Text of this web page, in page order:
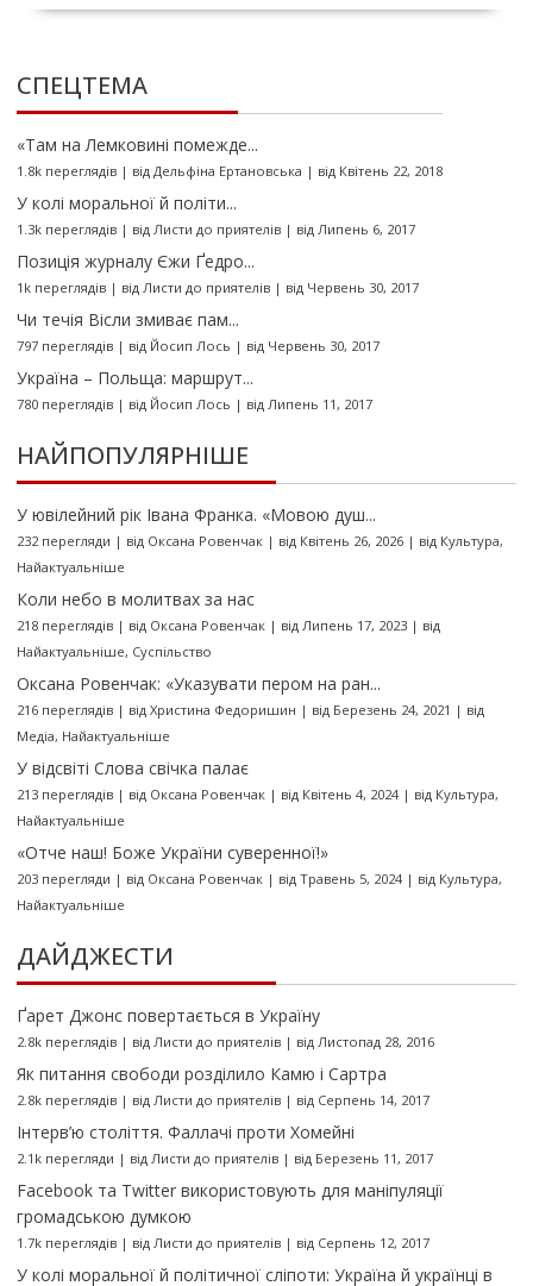
СПЕЦТЕМА
«Там на Лемковині помежде...
1.8k переглядів| від Дельфіна Ертановська | від Квітень 22, 2018
У колі моральної й політи...
1.3k переглядів| від Листи до приятелів| від Липень 6, 2017
Позиція журналу Єжи Ґедро...
1k переглядів| від Листи до приятелів| від Червень 30, 2017
Чи течія Вісли змиває пам...
797 переглядів| від Йосип Лось | від Червень 30, 2017
Україна – Польща: маршрут...
780 переглядів| від Йосип Лось | від Липень 11, 2017
НАЙПОПУЛЯРНІШЕ
У ювілейний рік Івана Франка. «Мовою душ...
232 перегляди | від Оксана Ровенчак| від Квітень 26, 2026| від Культура,
Найактуальніше
Коли небо в молитвах за нас
218 переглядів| від Оксана Ровенчак| від Липень 17, 2023| від
Найактуальніше, Суспільство
Оксана Ровенчак: «Указувати пером на ран...
216 переглядів| від Христина Федоришин | від Березень 24, 2021 | від
Медіа, Найактуальніше
У відсвіті Слова свічка палає
213 переглядів| від Оксана Ровенчак| від Квітень 4, 2024| від Культура,
Найактуальніше
«Отче наш! Боже України суверенної!»
203 перегляди | від Оксана Ровенчак| від Травень 5, 2024| від Культура,
Найактуальніше
ДАЙДЖЕСТИ
Ґарет Джонс повертається в Україну
2.8k переглядів| від Листи до приятелів| від Листопад 28, 2016
Як питання свободи розділило Камю і Сартра
2.8k переглядів| від Листи до приятелів| від Серпень 14, 2017
Інтерв’ю століття. Фаллачі проти Хомейні
2.1k перегляди | від Листи до приятелів| від Березень 11, 2017
Facebook та Twitter використовують для маніпуляції
громадською думкою
1.7k переглядів| від Листи до приятелів| від Серпень 12, 2017
У колі моральної й політичної сліпоти: Україна й українці в